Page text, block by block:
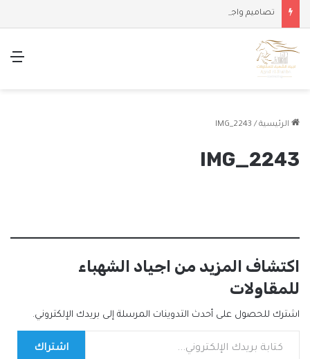
تصاميم واجهات وملاحق حديثة
الرئيسية /
IMG_2243
IMG_2243
اكتشاف المزيد من اجياد الشهباء
للمقاولات
اشترك للحصول على أحدث التدوينات المرسلة إلى بريدك الإلكتروني.
كتابة بريدك الإلكتروني...
اشتراك